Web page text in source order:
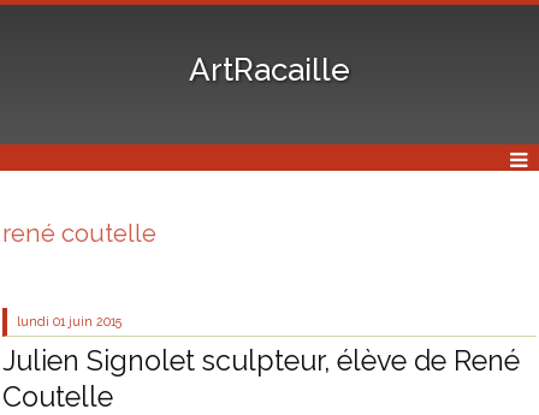
ArtRacaille
rené coutelle
lundi 01 juin 2015
Julien Signolet sculpteur, élève de René
Coutelle